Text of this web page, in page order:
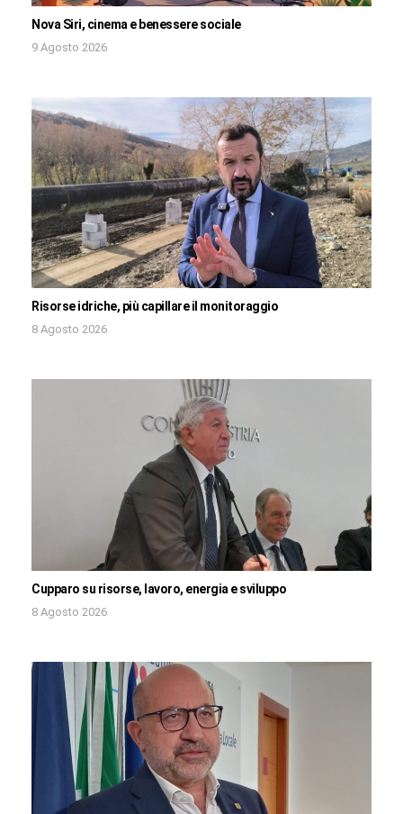
Nova Siri, cinema e benessere sociale
9 Agosto 2026
Risorse idriche, più capillare il monitoraggio
8 Agosto 2026
Cupparo su risorse, lavoro, energia e sviluppo
8 Agosto 2026